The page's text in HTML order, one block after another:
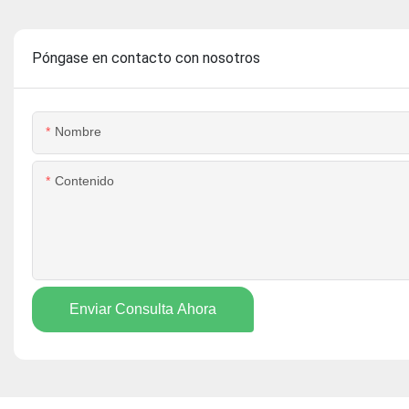
Póngase en contacto con nosotros
Nombre
Contenido
Enviar Consulta Ahora